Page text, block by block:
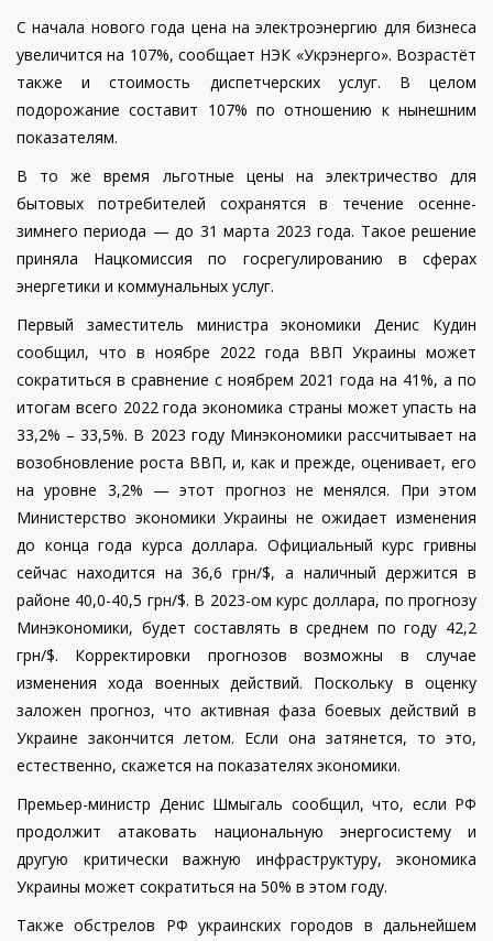
С начала нового года цена на электроэнергию для бизнеса
увеличится на 107%, сообщает НЭК «Укрэнерго». Возрастёт
также и стоимость диспетчерских услуг. В целом
подорожание составит 107% по отношению к нынешним
показателям.
В то же время льготные цены на электричество для
бытовых потребителей сохранятся в течение осенне-
зимнего периода — до 31 марта 2023 года. Такое решение
приняла Нацкомиссия по госрегулированию в сферах
энергетики и коммунальных услуг.
Первый заместитель министра экономики Денис Кудин
сообщил, что в ноябре 2022 года ВВП Украины может
сократиться в сравнение с ноябрем 2021 года на 41%, а по
итогам всего 2022 года экономика страны может упасть на
33,2% – 33,5%. В 2023 году Минэкономики рассчитывает на
возобновление роста ВВП, и, как и прежде, оценивает, его
на уровне 3,2% — этот прогноз не менялся. При этом
Министерство экономики Украины не ожидает изменения
до конца года курса доллара. Официальный курс гривны
сейчас находится на 36,6 грн/$, а наличный держится в
районе 40,0-40,5 грн/$. В 2023-ом курс доллара, по прогнозу
Минэкономики, будет составлять в среднем по году 42,2
грн/$. Корректировки прогнозов возможны в случае
изменения хода военных действий. Поскольку в оценку
заложен прогноз, что активная фаза боевых действий в
Украине закончится летом. Если она затянется, то это,
естественно, скажется на показателях экономики.
Премьер-министр Денис Шмыгаль сообщил, что, если РФ
продолжит атаковать национальную энергосистему и
другую критически важную инфраструктуру, экономика
Украины может сократиться на 50% в этом году.
Также обстрелов
РФ украинских городов в дальнейшем